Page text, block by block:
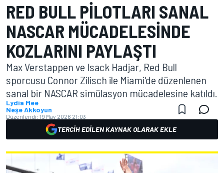
RED BULL PILOTLARI SANAL
NASCAR MÜCADELESINDE
KOZLARINI PAYLAŞTI
Max Verstappen ve Isack Hadjar, Red Bull
sporcusu Connor Zilisch ile Miami'de düzenlenen
sanal bir NASCAR simülasyon mücadelesine katıldı.
Lydia Mee
Neşe Akkoyun
Düzenlendi: 19 May 2026 21:03
TERCIH EDILEN KAYNAK OLARAK EKLE